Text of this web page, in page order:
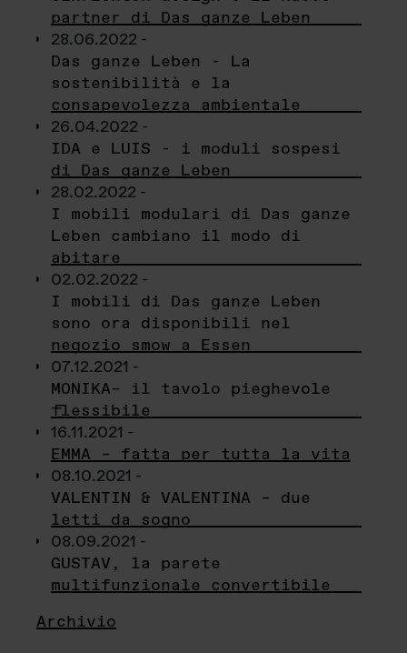
partner di Das ganze Leben
28.06.2022 -
Das ganze Leben - La
sostenibilità e la
consapevolezza ambientale
26.04.2022 -
IDA e LUIS - i moduli sospesi
di Das ganze Leben
28.02.2022 -
I mobili modulari di Das ganze
Leben cambiano il modo di
abitare
02.02.2022 -
I mobili di Das ganze Leben
sono ora disponibili nel
negozio smow a Essen
07.12.2021 -
MONIKA– il tavolo pieghevole
flessibile
16.11.2021 -
EMMA – fatta per tutta la vita
08.10.2021 -
VALENTIN & VALENTINA – due
letti da sogno
08.09.2021 -
GUSTAV, la parete
multifunzionale convertibile
Archivio